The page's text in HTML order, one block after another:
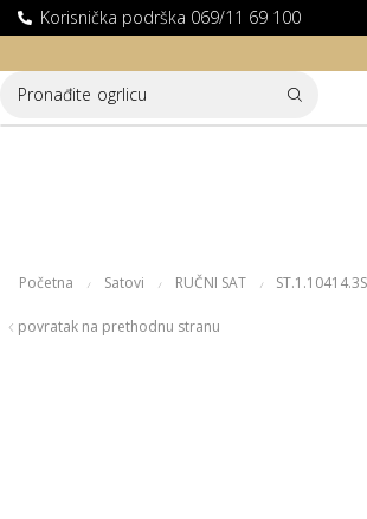
Korisnička podrška 069/11 69 100
DOSTAVA ZA KUPOVINE PREKO 10.000 RSD
Pronađite ogrlicu
Početna / Satovi / RUČNI SAT /
povratak na prethodnu stranu